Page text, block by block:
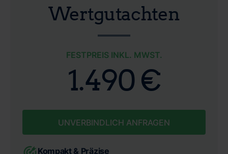
Wertgutachten
FESTPREIS INKL. MWST.
1.490 €
UNVERBINDLICH ANFRAGEN
Kompakt & Präzise